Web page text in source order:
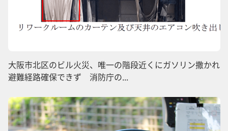
大阪市北区のビル火災、唯一の階段近くにガソリン撒かれ
避難経路確保できず 消防庁の...